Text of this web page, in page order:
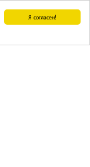
Я согласен!